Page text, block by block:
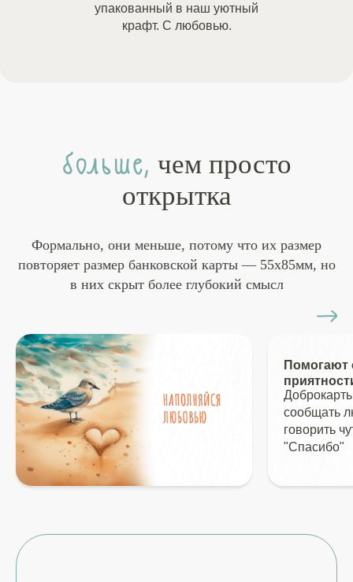
упакованный в наш уютный
крафт. С любовью.
больше, чем просто
открытка
Формально, они меньше, потому что их размер
повторяет размер банковской карты — 55х85мм, но
в них скрыт более глубокий смысл
Помогают
сообщать
говорить
"Спасибо"